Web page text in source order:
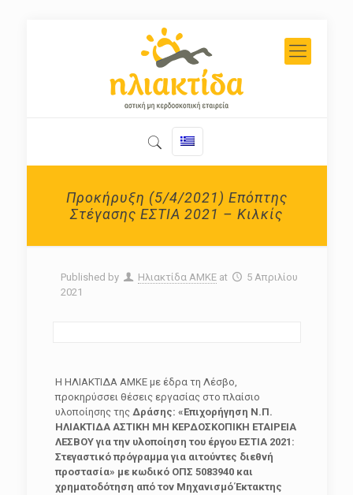
Προκήρυξη (5/4/2021) Επόπτης
Στέγασης ΕΣΤΙΑ 2021 – Κιλκίς
Published by Ηλιακτίδα ΑΜΚΕ at
5 Απριλίου
2021
Η ΗΛΙΑΚΤΙΔΑ ΑΜΚΕ με έδρα τη Λέσβο,
προκηρύσσει θέσεις εργασίας στο πλαίσιο
υλοποίησης της Δράσης: «Επιχορήγηση Ν.Π.
ΗΛΙΑΚΤΙΔΑ ΑΣΤΙΚΗ ΜΗ ΚΕΡΔΟΣΚΟΠΙΚΗ ΕΤΑΙΡΕΙΑ
ΛΕΣΒΟΥ για την υλοποίηση του έργου ΕΣΤΙΑ 2021:
Στεγαστικό πρόγραμμα για αιτούντες διεθνή
προστασία» με κωδικό ΟΠΣ 5083940 και
χρηματοδότηση από τον Μηχανισμό Έκτακτης